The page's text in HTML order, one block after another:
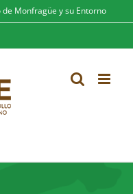
Monfragüe y su Entorno